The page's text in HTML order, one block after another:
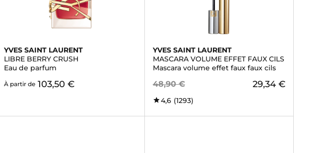
YVES SAINT LAURENT
LIBRE BERRY CRUSH
Eau de parfum
À partir de 103,50 €
YVES SAINT LAURENT
MASCARA VOLUME EFFET FAUX CILS
Mascara volume effet faux faux cils
48,90 € 29,34 €
4,6 (1293)